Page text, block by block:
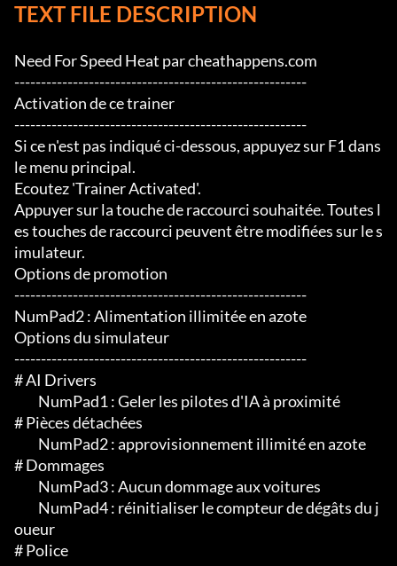
TEXT FILE DESCRIPTION
Need For Speed Heat par cheathappens.com
-------------------------------------------------------
Activation de ce trainer
-------------------------------------------------------
Si ce n'est pas indiqué ci-dessous, appuyez sur F1 dans
le menu principal.
Ecoutez 'Trainer Activated'.
Appuyer sur la touche de raccourci souhaitée. Toutes l
es touches de raccourci peuvent être modifiées sur le s
imulateur.
Options de promotion
-------------------------------------------------------
NumPad2 : Alimentation illimitée en azote
Options du simulateur
-------------------------------------------------------
# AI Drivers
# Pièces détachées
# Dommages
oueur
# Police